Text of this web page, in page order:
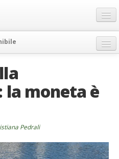
la moneta è
Pedrali